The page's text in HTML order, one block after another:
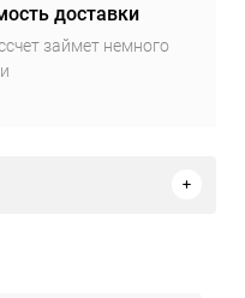
доставки
займет немного